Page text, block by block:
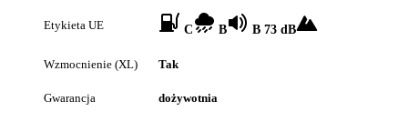
Etykieta UE C B B 73 dB
Wzmocnienie (XL) Tak
Gwarancja dożywotnia